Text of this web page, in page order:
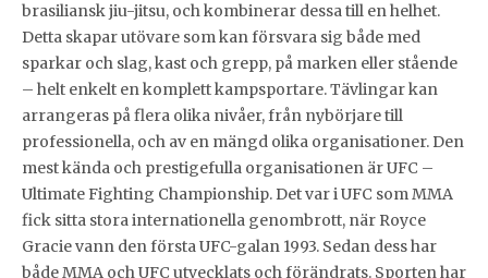
brasiliansk jiu-jitsu, och kombinerar dessa till en helhet.
Detta skapar utövare som kan försvara sig både med
sparkar och slag, kast och grepp, på marken eller stående
– helt enkelt en komplett kampsportare. Tävlingar kan
arrangeras på flera olika nivåer, från nybörjare till
professionella, och av en mängd olika organisationer. Den
mest kända och prestigefulla organisationen är UFC –
Ultimate Fighting Championship. Det var i UFC som MMA
fick sitta stora internationella genombrott, när Royce
Gracie vann den första UFC-galan 1993. Sedan dess har
både MMA och UFC utvecklats och förändrats. Sporten har